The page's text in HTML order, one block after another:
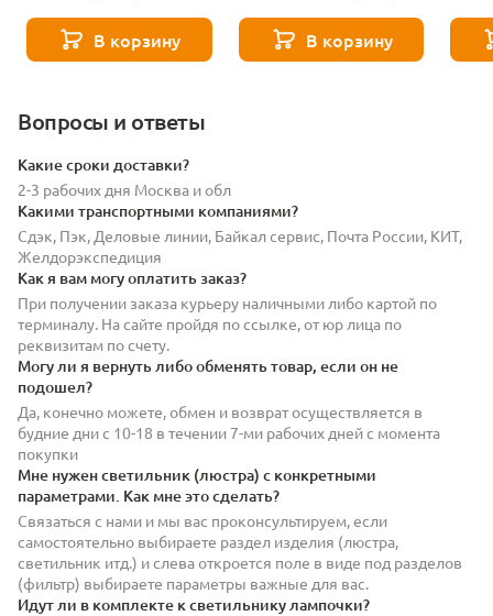
В корзину В корзину
Вопросы и ответы
Какие сроки доставки?
2-3 рабочих дня Москва и обл
Какими транспортными компаниями?
Сдэк, Пэк, Деловые линии, Байкал сервис, Почта России, КИТ,
Желдорэкспедиция
Как я вам могу оплатить заказ?
При получении заказа курьеру наличными либо картой по
терминалу. На сайте пройдя по ссылке, от юр лица по
реквизитам по счету.
Могу ли я вернуть либо обменять товар, если он не
подошел?
Да, конечно можете, обмен и возврат осуществляется в
будние дни с 10-18 в течении 7-ми рабочих дней с момента
покупки
Мне нужен светильник (люстра) с конкретными
параметрами. Как мне это сделать?
Связаться с нами и мы вас проконсультируем, если
самостоятельно выбираете раздел изделия (люстра,
светильник итд.) и слева откроется поле в виде под разделов
(фильтр) выбираете параметры важные для вас.
Идут ли в комплекте к светильнику лампочки?